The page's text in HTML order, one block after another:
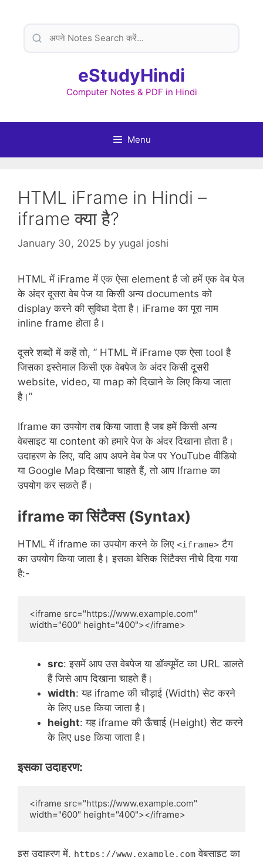
content
eStudyHindi
Computer Notes & PDF in Hindi
Menu
HTML iFrame in Hindi –
iframe क्या है?
January 30, 2025 by yugal joshi
HTML में iFrame में एक ऐसा element है जो हमें एक वेब पेज
के अंदर दूसरा वेब पेज या किसी अन्य documents को
display करने की सुविधा देता है। iFrame का पूरा नाम
inline frame होता है।
दूसरे शब्दों में कहें तो, ” HTML में iFrame एक ऐसा tool है
जिसका इस्तेमाल किसी एक वेबपेज के अंदर किसी दूसरी
website, video, या map को दिखाने के लिए किया जाता
है।”
Iframe का उपयोग तब किया जाता है जब हमें किसी अन्य
वेबसाइट या content को हमारे पेज के अंदर दिखाना होता है।
उदाहरण के लिए, यदि आप अपने वेब पेज पर YouTube वीडियो
या Google Map दिखाना चाहते हैं, तो आप Iframe का
उपयोग कर सकते हैं।
iframe का सिंटैक्स (Syntax)
HTML में iframe का उपयोग करने के लिए <iframe> टैग
का उपयोग किया जाता है। इसका बेसिक सिंटैक्स नीचे दिया गया
है:-
<iframe src="https://www.example.com"
width="600" height="400"></iframe>
src: इसमें आप उस वेबपेज या डॉक्यूमेंट का URL डालते
हैं जिसे आप दिखाना चाहते हैं।
width: यह iframe की चौड़ाई (Width) सेट करने
के लिए use किया जाता है।
height: यह iframe की ऊँचाई (Height) सेट करने
के लिए use किया जाता है।
इसका उदाहरण:
<iframe src="https://www.example.com"
width="600" height="400"></iframe>
इस उदाहरण में, https://www.example.com वेबसाइट का